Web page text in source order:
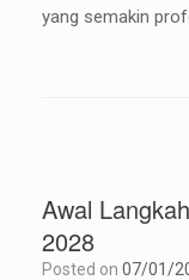
yang semakin
Awal
2028
Posted on 07/01/